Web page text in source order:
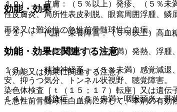
１０）． 皮膚：（５％以上）発疹、（５％未
性皮膚炎、局所性表皮剥脱、眼窩周囲浮腫、鱗
１１）． 代謝・栄養障害：（５％以上）高血
１２）． 全身状態：（５％未満）発熱、浮腫
１３）． 精神神経系：（５％未満）感覚減退
安、抑うつ気分、トンネル状視野、聴覚障害。
１４）． 感染症：（５％未満）咽喉頭炎、帯
効能・効果
再発又は難治性の急性前骨髄球性白血病。
効能・効果に関連する注意
（効能又は効果に関連する注意）
染色体検査［ｔ（１５；１７）転座］又は遺
た急性前骨髄球性白血病に対して、本剤の有効